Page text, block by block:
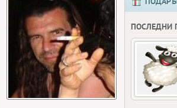
ПОСЛЕДНИ